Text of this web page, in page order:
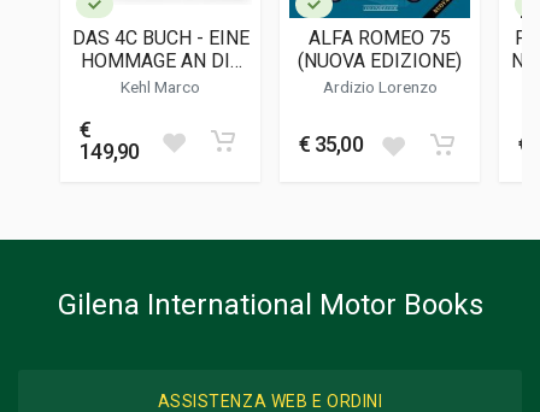
11/1968
16 x 64 x 2 cm
Informazioni aggiuntive
DAS 4C BUCH - EINE
HOMMAGE AN DIE
PURE DNA VON
Kehl Marco
€
149,90
ALFA ROMEO 75
(NUOVA EDIZIONE)
Ardizio Lorenzo
€ 35,00 €
Gilena International Motor Books
ASSISTENZA WEB E ORDINI